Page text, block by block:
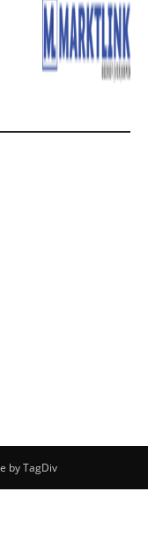
by TagDiv